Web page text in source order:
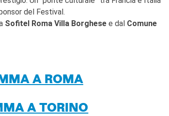
del Festival.
Sofitel Roma Villa Borghese e dal Comune
A ROMA
A TORINO